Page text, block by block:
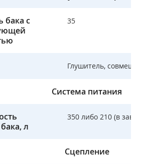
бака с
35
Глушитель,
Система питания
л
350 либо 210 (в
Сцепление